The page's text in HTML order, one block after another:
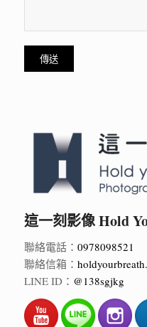
這一刻影像 Hold
聯絡電話： 0978098521
聯絡信箱：
LINE ID： @138sgjkg